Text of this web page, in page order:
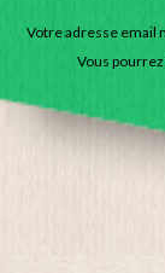
Votre adresse email
Vous